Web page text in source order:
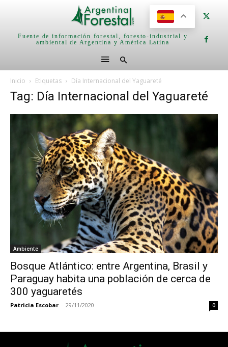
Fuente de información forestal, foresto-industrial y
ambiental de Argentina y América Latina
Inicio Etiquetas Día Internacional del Yaguareté
Tag: Día Internacional del Yaguareté
Ambiente
Bosque Atlántico: entre Argentina, Brasil y
Paraguay habita una población de cerca de
300 yaguaretés
Patricia Escobar - 29/11/2020 0